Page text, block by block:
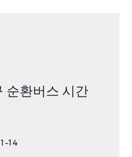
순환버스 시간
14